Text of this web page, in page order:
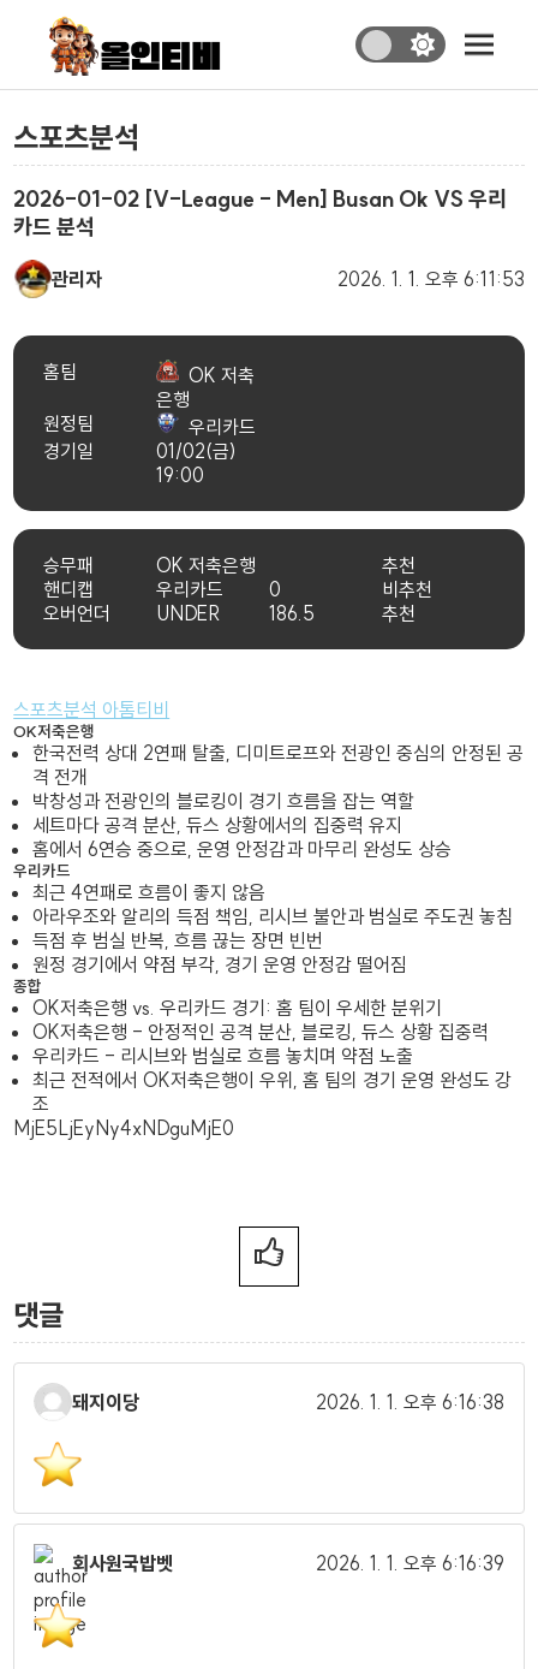
스포츠분석
2026-01-02 [V-League - Men] Busan Ok VS 우리
카드 분석
관리자 2026. 1. 1. 오후 6:11:53
홈팀
OK 저축
은행
원정팀
우리카드
경기일
01/02(금)
19:00
승무패 OK 저축은행
추천
핸디캡
우리카드 0
비추천
오버언더
UNDER 186.5 추천
스포츠분석 아톰티비
OK저축은행
한국전력 상대 2연패 탈출, 디미트로프와 전광인 중심의 안정된 공
격 전개
박창성과 전광인의 블로킹이 경기 흐름을 잡는 역할
세트마다 공격 분산, 듀스 상황에서의 집중력 유지
홈에서 6연승 중으로, 운영 안정감과 마무리 완성도 상승
우리카드
최근 4연패로 흐름이 좋지 않음
아라우조와 알리의 득점 책임, 리시브 불안과 범실로 주도권 놓침
득점 후 범실 반복, 흐름 끊는 장면 빈번
원정 경기에서 약점 부각, 경기 운영 안정감 떨어짐
종합
OK저축은행 vs. 우리카드 경기: 홈 팀이 우세한 분위기
OK저축은행 - 안정적인 공격 분산, 블로킹, 듀스 상황 집중력
우리카드 - 리시브와 범실로 흐름 놓치며 약점 노출
최근 전적에서 OK저축은행이 우위, 홈 팀의 경기 운영 완성도 강
조
MjE5LjEyNy4xNDguMjE0
댓글
돼지이당 2026. 1. 1. 오후 6:16:38
회사원국밥벳 2026. 1. 1. 오후 6:16:39